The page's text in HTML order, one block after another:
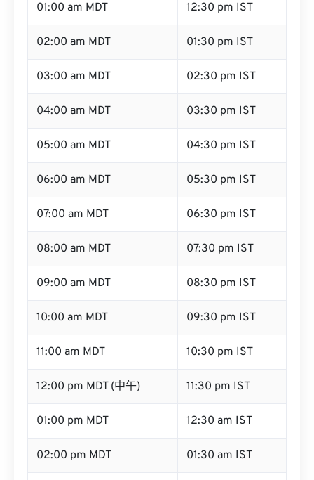
01:00 am MDT 12:30 pm IST
02:00 am MDT 01:30 pm IST
03:00 am MDT 02:30 pm IST
04:00 am MDT 03:30 pm IST
05:00 am MDT 04:30 pm IST
06:00 am MDT 05:30 pm IST
07:00 am MDT 06:30 pm IST
08:00 am MDT 07:30 pm IST
09:00 am MDT 08:30 pm IST
10:00 am MDT 09:30 pm IST
11:00 am MDT 10:30 pm IST
12:00 pm MDT (中午) 11:30 pm IST
01:00 pm MDT 12:30 am IST
02:00 pm MDT 01:30 am IST